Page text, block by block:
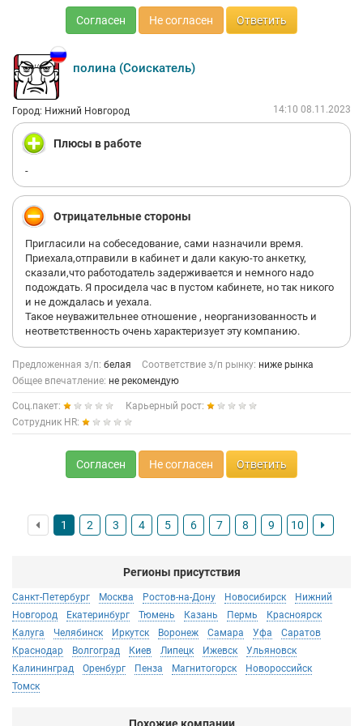
Согласен Не согласен Ответить
полина (Соискатель)
Город: Нижний Новгород 14:10 08.11.2023
Плюсы в работе
-
Отрицательные стороны
Пригласили на собеседование, сами назначили время.
Приехала,отправили в кабинет и дали какую-то анкетку,
сказали,что работодатель задерживается и немного надо
подождать. Я просидела час в пустом кабинете, но так никого
и не дождалась и уехала.
Такое неуважительнее отношение , неорганизованность и
неответственность очень характеризует эту компанию.
Предложенная з/п: белая Соответствие з/п рынку: ниже рынка
Общее впечатление: не рекомендую
Соц.пакет:
Карьерный рост:
Сотрудник HR:
Согласен Не согласен Ответить
1 2 3 4 5 6 7 8 9 10
Регионы присутствия
Санкт-Петербург Москва Ростов-на-Дону Новосибирск
Нижний
Новгород
Екатеринбург Тюмень Казань Пермь
Красноярск
Калуга
Челябинск Иркутск Воронеж Самара Уфа
Саратов
Краснодар
Волгоград Киев Липецк Ижевск
Ульяновск
Калининград
Оренбург Пенза Магнитогорск
Новороссийск
Томск